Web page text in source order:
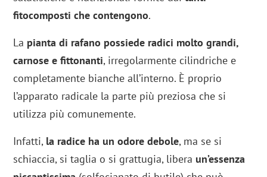
fitocomposti che contengono.
La pianta di rafano possiede radici molto grandi,
carnose e fittonanti, irregolarmente cilindriche e
completamente bianche all’interno. È proprio
l’apparato radicale la parte più preziosa che si
utilizza più comunemente.
Infatti, la radice ha un odore debole, ma se si
schiaccia, si taglia o si grattugia, libera un’essenza